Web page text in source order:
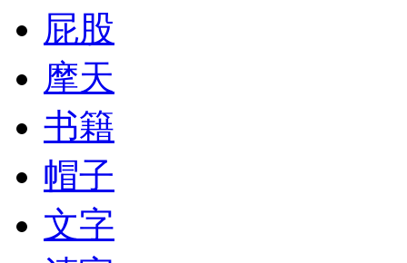
屁股
摩天
书籍
帽子
文字